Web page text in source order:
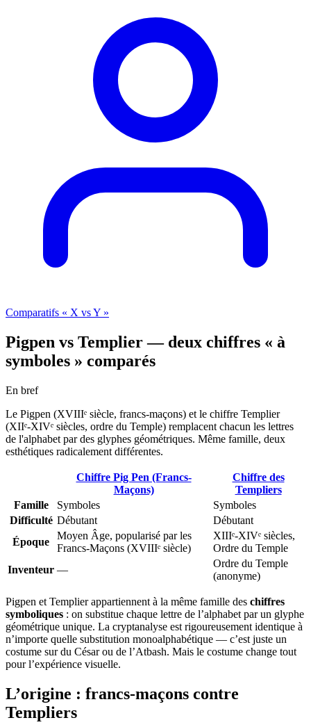
Comparatifs « X vs Y »
Pigpen vs Templier — deux chiffres « à
symboles » comparés
En bref
Le Pigpen (XVIIIᵉ siècle, francs-maçons) et le chiffre Templier
(XIIᵉ-XIVᵉ siècles, ordre du Temple) remplacent chacun les lettres
de l'alphabet par des glyphes géométriques. Même famille, deux
esthétiques radicalement différentes.
Chiffre Pig Pen (Francs-
Maçons)
Chiffre des
Templiers
Famille
Symboles
Symboles
Difficulté Débutant
Débutant
Époque
Moyen Âge, popularisé par les
Francs-Maçons (XVIIIᵉ siècle)
XIIIᵉ-XIVᵉ siècles,
Ordre du Temple
Inventeur —
Ordre du Temple
(anonyme)
Pigpen et Templier appartiennent à la même famille des chiffres
symboliques : on substitue chaque lettre de l’alphabet par un glyphe
géométrique unique. La cryptanalyse est rigoureusement identique à
n’importe quelle substitution monoalphabétique — c’est juste un
costume sur du César ou de l’Atbash. Mais le costume change tout
pour l’expérience visuelle.
L’origine : francs-maçons contre
Templiers